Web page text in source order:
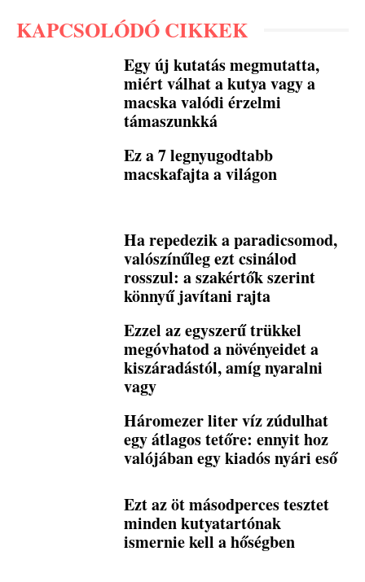
KAPCSOLÓDÓ CIKKEK
Egy új kutatás megmutatta,
miért válhat a kutya vagy a
macska valódi érzelmi
támaszunkká
Ez a 7 legnyugodtabb
macskafajta a világon
Ha repedezik a paradicsomod,
valószínűleg ezt csinálod
rosszul: a szakértők szerint
könnyű javítani rajta
Ezzel az egyszerű trükkel
megóvhatod a növényeidet a
kiszáradástól, amíg nyaralni
vagy
Háromezer liter víz zúdulhat
egy átlagos tetőre: ennyit hoz
valójában egy kiadós nyári eső
Ezt az öt másodperces tesztet
minden kutyatartónak
ismernie kell a hőségben